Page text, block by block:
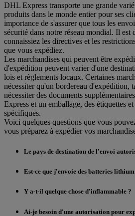
DHL Express transporte une grande
produits dans le monde entier pour ses
importance de s'assurer que tous les
sécurité dans notre réseau mondial. Il est
connaissiez les directives et les
que vous expédiez.
Les marchandises qui peuvent être
d'expédition peuvent varier d'une
lois et règlements locaux. Certaines
nécessiter qu'un bordereau d'expédition,
nécessiter des documents
Express et un emballage, des étiquettes
spécifiques.
Voici quelques questions que vous
vous préparez à expédier vos
Le pays de destination de l'envoi
Est-ce que j'envoie des batteries lithium
Y a-t-il quelque chose d'inflammable ?
Ai-je besoin d'une autorisation pour